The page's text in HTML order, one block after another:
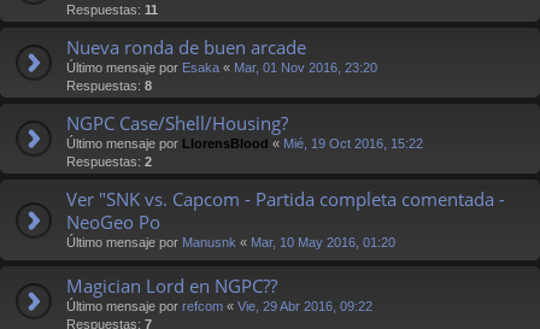
Respuestas: 11
Nueva ronda de buen arcade
Último mensaje por Esaka « Mar, 01 Nov 2016, 23:20
Respuestas: 8
NGPC Case/Shell/Housing?
Último mensaje por LlorensBlood « Mié, 19 Oct 2016, 15:22
Respuestas: 2
Ver "SNK vs. Capcom - Partida completa comentada -
NeoGeo Po
Último mensaje por Manusnk « Mar, 10 May 2016, 01:20
Magician Lord en NGPC??
Último mensaje por refcom « Vie, 29 Abr 2016, 09:22
Respuestas: 7